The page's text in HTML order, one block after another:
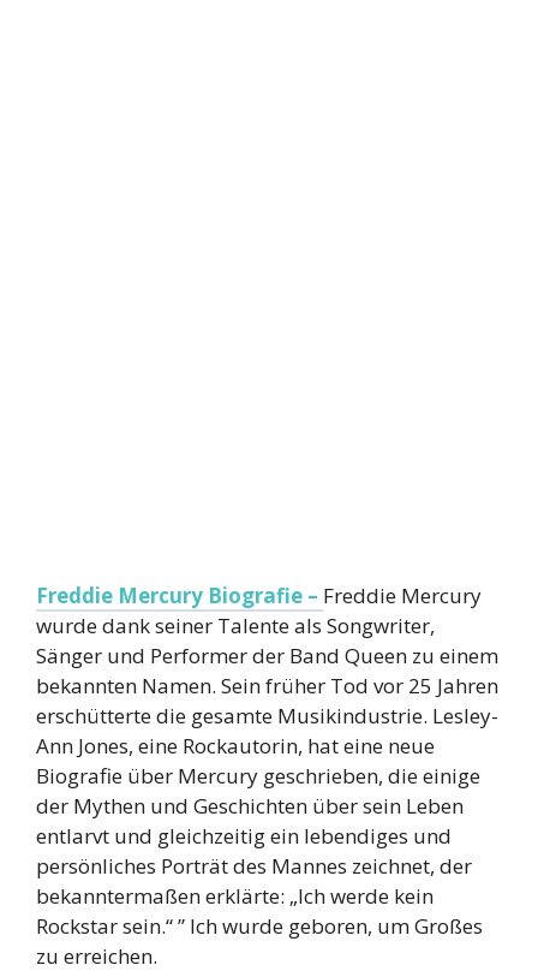
Freddie Mercury Biografie – Freddie Mercury
wurde dank seiner Talente als Songwriter,
Sänger und Performer der Band Queen zu einem
bekannten Namen. Sein früher Tod vor 25 Jahren
erschütterte die gesamte Musikindustrie. Lesley-
Ann Jones, eine Rockautorin, hat eine neue
Biografie über Mercury geschrieben, die einige
der Mythen und Geschichten über sein Leben
entlarvt und gleichzeitig ein lebendiges und
persönliches Porträt des Mannes zeichnet, der
bekanntermaßen erklärte: „Ich werde kein
Rockstar sein.“ ” Ich wurde geboren, um Großes
zu erreichen.